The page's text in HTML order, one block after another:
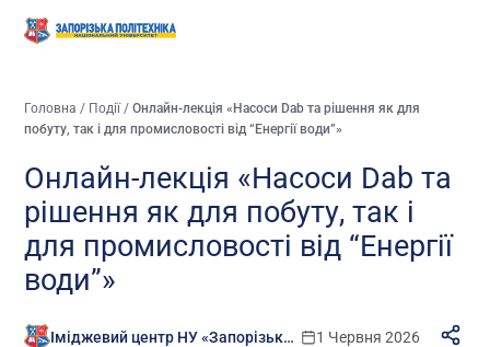
Головна / Події/Онлайн-лекція «Насоси Dab та рішення як для
побуту, так і для промисловості від “Енергії води”»
Онлайн-лекція «Насоси Dab та
рішення як для побуту, так і
для промисловості від “Енергії
води”»
Іміджевий центр НУ «Запорізька політехніка» 1 Червня 2026